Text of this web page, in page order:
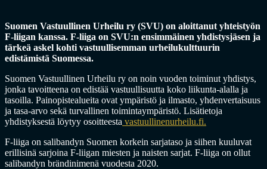
Suomen Vastuullinen Urheilu ry (SVU) on aloittanut yhteistyön
F-liigan kanssa. F-liiga on SVU:n ensimmäinen yhdistysjäsen ja
tärkeä askel kohti vastuullisemman urheilukulttuurin
edistämistä Suomessa.
Suomen Vastuullinen Urheilu ry on noin vuoden toiminut yhdistys,
jonka tavoitteena on edistää vastuullisuutta koko liikunta-alalla ja
tasoilla. Painopistealueita ovat ympäristö ja ilmasto, yhdenvertaisuus
ja tasa-arvo sekä turvallinen toimintaympäristö. Lisätietoja
yhdistyksestä löytyy osoitteesta vastuullinenurheilu.fi.
F-liiga on salibandyn Suomen korkein sarjataso ja siihen kuuluvat
erillisinä sarjoina F-liigan miesten ja naisten sarjat. F-liiga on ollut
salibandyn brändinimenä vuodesta 2020.